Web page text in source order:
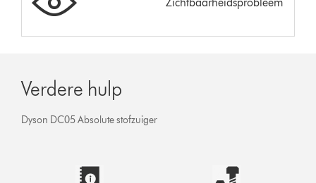
Verdere hulp
Dyson DC05 Absolute stofzuiger